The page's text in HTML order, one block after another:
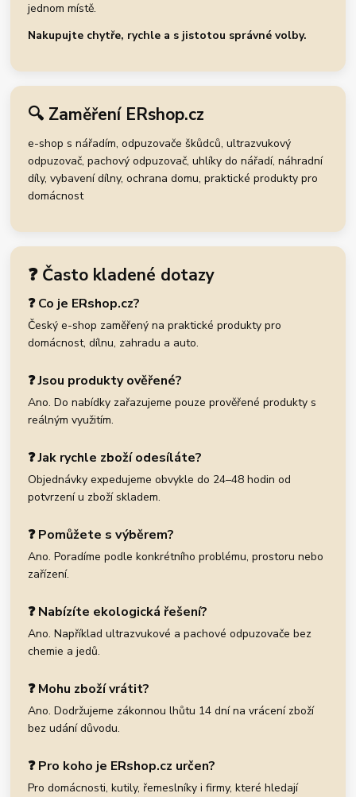
jednom místě.
Nakupujte chytře, rychle a s jistotou správné volby.
🔍 Zaměření ERshop.cz
e-shop s nářadím, odpuzovače škůdců, ultrazvukový
odpuzovač, pachový odpuzovač, uhlíky do nářadí, náhradní
díly, vybavení dílny, ochrana domu, praktické produkty pro
domácnost
❓ Často kladené dotazy
❓ Co je ERshop.cz?
Český e-shop zaměřený na praktické produkty pro
domácnost, dílnu, zahradu a auto.
❓ Jsou produkty ověřené?
Ano. Do nabídky zařazujeme pouze prověřené produkty s
reálným využitím.
❓ Jak rychle zboží odesíláte?
Objednávky expedujeme obvykle do 24–48 hodin od
potvrzení u zboží skladem.
❓ Pomůžete s výběrem?
Ano. Poradíme podle konkrétního problému, prostoru nebo
zařízení.
❓ Nabízíte ekologická řešení?
Ano. Například ultrazvukové a pachové odpuzovače bez
chemie a jedů.
❓ Mohu zboží vrátit?
Ano. Dodržujeme zákonnou lhůtu 14 dní na vrácení zboží
bez udání důvodu.
❓ Pro koho je ERshop.cz určen?
Pro domácnosti, kutily, řemeslníky i firmy, které hledají